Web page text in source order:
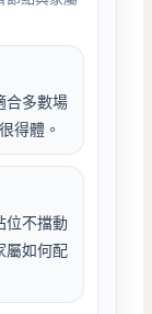
合多數場
得體。
位不擋動
屬如何配